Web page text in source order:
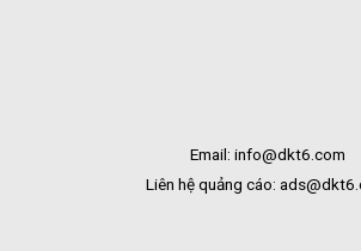
Email: info@dkt6.com
Liên hệ quảng cáo: